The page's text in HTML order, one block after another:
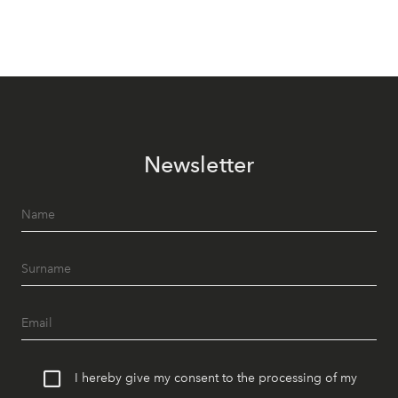
Newsletter
I hereby give my consent to the processing of my